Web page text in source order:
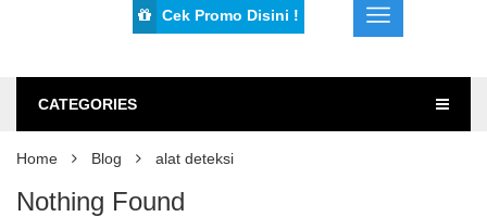
Cek Promo Disini !
CATEGORIES
Home Blog alat deteksi
Nothing Found